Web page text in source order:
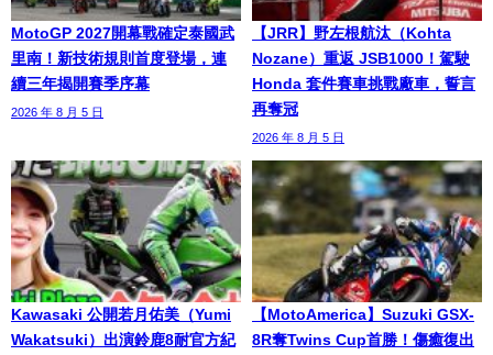
MotoGP 2027開幕戰確定泰國武
里南！新技術規則首度登場，連
續三年揭開賽季序幕
2026 年 8 月 5 日
【JRR】野左根航汰（Kohta
Nozane）重返 JSB1000！駕駛
Honda 套件賽車挑戰廠車，誓言
再奪冠
2026 年 8 月 5 日
Kawasaki 公開若月佑美（Yumi
Wakatsuki）出演鈴鹿8耐官方紀
【MotoAmerica】Suzuki GSX-
8R奪Twins Cup首勝！傷癒復出